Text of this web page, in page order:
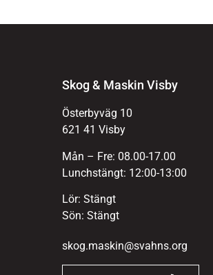
Skog & Maskin Visby
Österbyväg 10
621 41 Visby
Mån – Fre: 08.00-17.00
Lunchstängt: 12:00-13:00
Lör: Stängt
Sön: Stängt
skog.maskin@svahns.org